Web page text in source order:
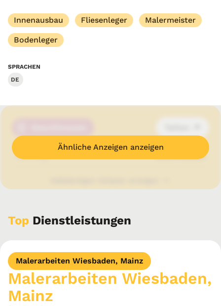
Innenausbau Fliesenleger Malermeister
Bodenleger
SPRACHEN
DE
Sonntag Geschlossen
Telefon anzeigen
Ähnliche Anzeigen anzeigen
Top Dienstleistungen
Malerarbeiten Wiesbaden, Mainz
Malerarbeiten Wiesbaden,
Mainz